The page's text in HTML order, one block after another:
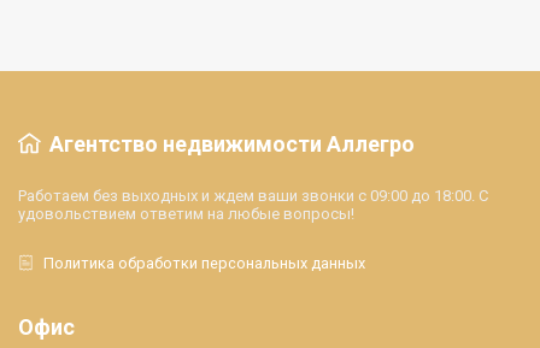
Агентство недвижимости Аллегро
Работаем без выходных и ждем ваши звонки с 09:00 до 18:00. С
удовольствием ответим на любые вопросы!
Политика обработки персональных данных
Офис